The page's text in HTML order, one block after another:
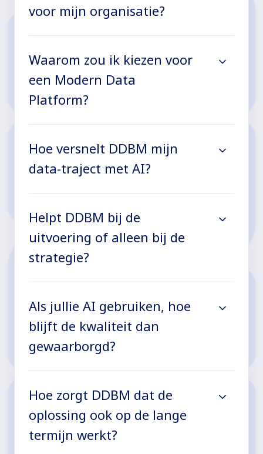
voor mijn organisatie?
Waarom zou ik kiezen voor
een Modern Data
Platform?
Hoe versnelt DDBM mijn
data-traject met AI?
Helpt DDBM bij de
uitvoering of alleen bij de
strategie?
Als jullie AI gebruiken, hoe
blijft de kwaliteit dan
gewaarborgd?
Hoe zorgt DDBM dat de
oplossing ook op de lange
termijn werkt?